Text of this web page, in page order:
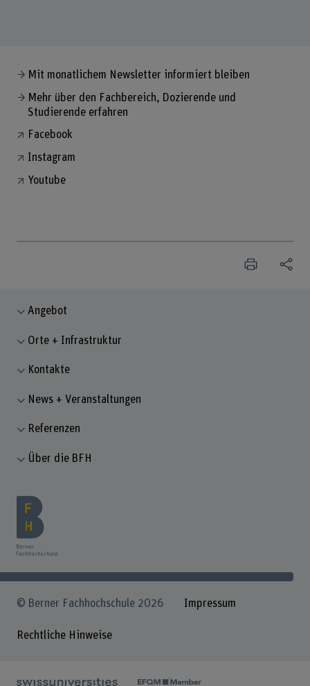
Mit monatlichem Newsletter informiert bleiben
Mehr über den Fachbereich, Dozierende und
Studierende erfahren
Facebook
Instagram
Youtube
Angebot
Orte + Infrastruktur
Kontakte
News + Veranstaltungen
Referenzen
Über die BFH
© Berner Fachhochschule 2026 Impressum
Rechtliche Hinweise